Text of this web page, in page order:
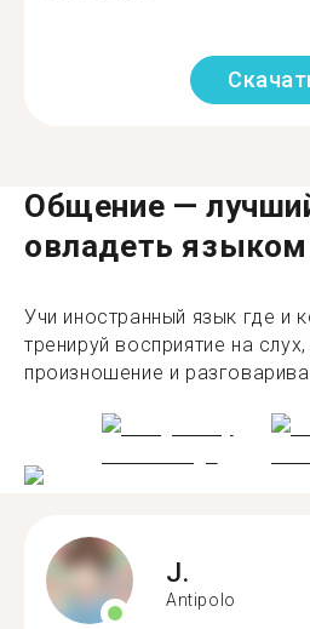
Общение —
овладеть языком
Учи иностранный язык где и
тренируй восприятие на
произношение и
J.
Antipolo